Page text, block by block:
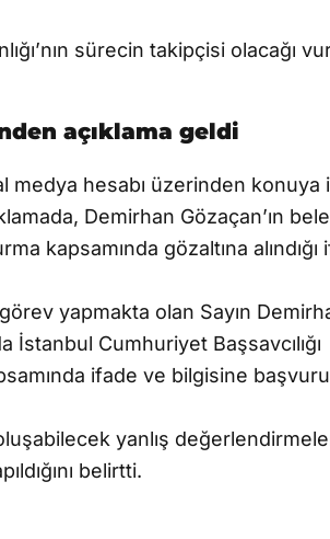
sürecin takipçisi olacağı
açıklama geldi
hesabı üzerinden konuya
Demirhan Gözaçan’ın
kapsamında gözaltına alındığı
yapmakta olan Sayın
İstanbul Cumhuriyet Başsavcılığı
ifade ve bilgisine
yanlış
belirtti.